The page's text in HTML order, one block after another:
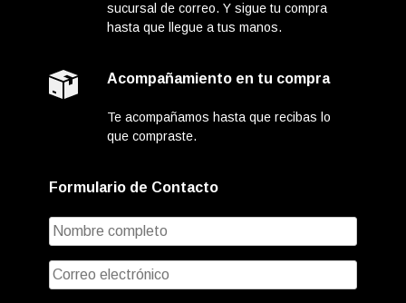
sucursal de correo. Y sigue tu compra
hasta que llegue a tus manos.
Acompañamiento en tu compra
Te acompañamos hasta que recibas lo
que compraste.
Formulario de Contacto